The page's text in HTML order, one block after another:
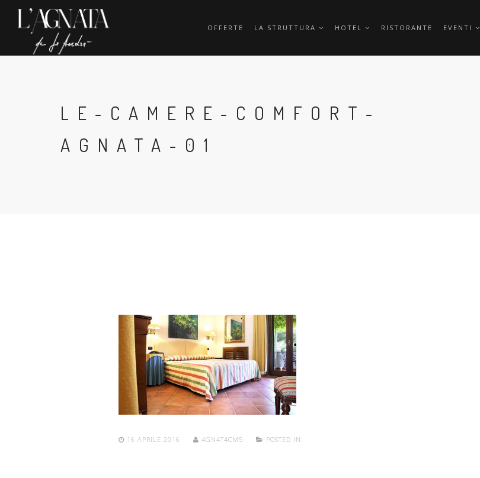
OFFERTE LA STRUTTURA HOTEL RISTORANTE EVENTI
LE-CAMERE-COMFORT-
AGNATA-01
16 APRILE 2016 4GN4T4CM5 POSTED IN: